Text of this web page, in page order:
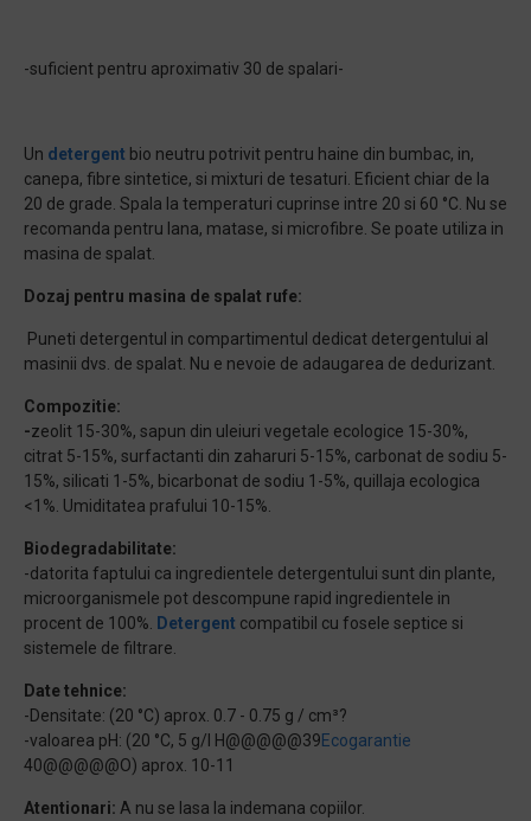
-suficient pentru aproximativ 30 de spalari-
Un detergent bio neutru potrivit pentru haine din bumbac, in,
canepa, fibre sintetice, si mixturi de tesaturi. Eficient chiar de la
20 de grade. Spala la temperaturi cuprinse intre 20 si 60 °C. Nu se
recomanda pentru lana, matase, si microfibre. Se poate utiliza in
masina de spalat.
Dozaj pentru masina de spalat rufe:
Puneti detergentul in compartimentul dedicat detergentului al
masinii dvs. de spalat. Nu e nevoie de adaugarea de dedurizant.
Compozitie:
-zeolit 15-30%, sapun din uleiuri vegetale ecologice 15-30%,
citrat 5-15%, surfactanti din zaharuri 5-15%, carbonat de sodiu 5-
15%, silicati 1-5%, bicarbonat de sodiu 1-5%, quillaja ecologica
<1%. Umiditatea prafului 10-15%.
Biodegradabilitate:
-datorita faptului ca ingredientele detergentului sunt din plante,
microorganismele pot descompune rapid ingredientele in
procent de 100%.
Detergent compatibil cu fosele septice si
sistemele de filtrare.
Date tehnice:
-Densitate: (20 °C) aprox. 0.7 - 0.75 g / cm³?
-valoarea pH: (20 °C, 5 g/l H@@@@@39Ecogarantie
40@@@@@O) aprox. 10-11
Atentionari: A nu se lasa la indemana copiilor.